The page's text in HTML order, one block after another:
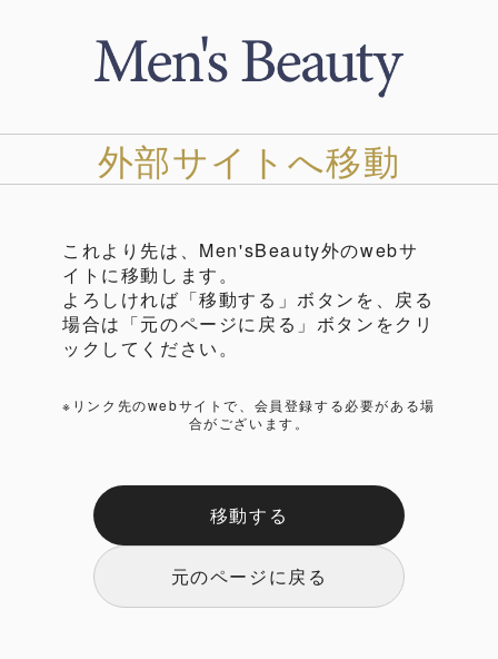
外部サイトへ移動
これより先は、Men'sBeauty外のwebサ
イトに移動します。
よろしければ「移動する」ボタンを、戻る
場合は「元のページに戻る」ボタンをクリ
ックしてください。
※リンク先のwebサイトで、会員登録する必要がある場
合がございます。
移動する
元のページに戻る